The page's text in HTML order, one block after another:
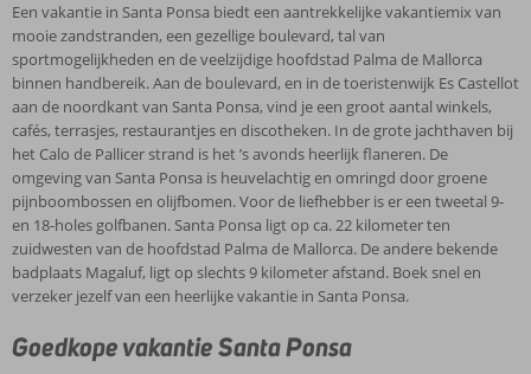
Een vakantie in Santa Ponsa biedt een aantrekkelijke vakantiemix van
mooie zandstranden, een gezellige boulevard, tal van
sportmogelijkheden en de veelzijdige hoofdstad Palma de Mallorca
binnen handbereik. Aan de boulevard, en in de toeristenwijk Es Castellot
aan de noordkant van Santa Ponsa, vind je een groot aantal winkels,
cafés, terrasjes, restaurantjes en discotheken. In de grote jachthaven bij
het Calo de Pallicer strand is het ’s avonds heerlijk flaneren. De
omgeving van Santa Ponsa is heuvelachtig en omringd door groene
pijnboombossen en olijfbomen. Voor de liefhebber is er een tweetal 9-
en 18-holes golfbanen. Santa Ponsa ligt op ca. 22 kilometer ten
zuidwesten van de hoofdstad Palma de Mallorca. De andere bekende
badplaats Magaluf, ligt op slechts 9 kilometer afstand. Boek snel en
verzeker jezelf van een heerlijke vakantie in Santa Ponsa.
Goedkope vakantie Santa Ponsa